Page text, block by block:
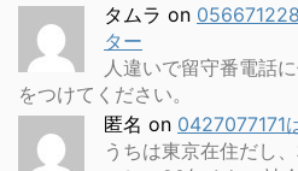
タムラ on
ター
人違いで留守番電話
をつけてください。
匿名 on 0427077171
うちは東京在住だし